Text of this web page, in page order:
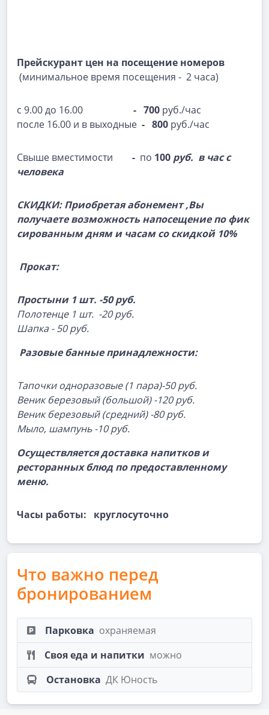
Прейскурант цен на посещение номеров
(минимальное время посещения - 2 часа)
с 9.00 до 16.00 - 700 руб./час
после 16.00 и в выходные - 800 руб./час
Свыше вместимости - по 100 руб. в час с
человека
СКИДКИ:Приобретая абонемент,Вы
получаетевозможность напосещениепофик
сированнымднями часам соскидкой 10%
Прокат:
Простыни 1 шт. -50 руб.
Полотенце 1 шт. -20 руб.
Шапка - 50 руб.
Разовые банные принадлежности:
Тапочки одноразовые (1 пара)-50 руб.
Веник березовый (большой) -120 руб.
Веник березовый (средний) -80 руб.
Мыло, шампунь -10 руб.
Осуществляется доставка напитков и
ресторанных блюд по предоставленному
меню.
Часы работы: круглосуточно
Что важно перед
бронированием
Парковка охраняемая
Своя еда и напитки можно
Остановка ДК Юность